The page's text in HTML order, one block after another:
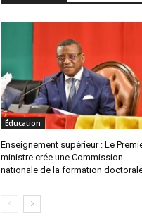
Éducation
Enseignement supérieur : Le
ministre crée une Commission
nationale de la formation